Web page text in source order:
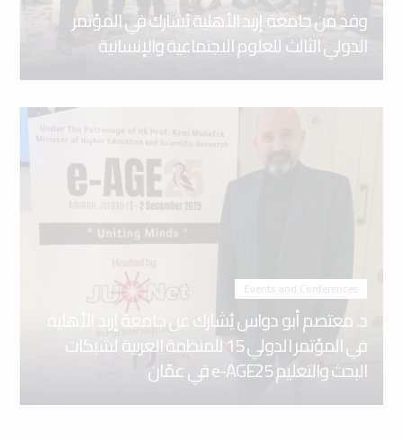
وفد من جامعة إربد الأهلية يُشارك في المؤتمر
الدولي الثالث للعلوم الاجتماعية والإنسانية
Events and Conferences
د. معتصم أبو دواس يُشارك عن جامعة إربد الأهلية
في المؤتمر الدولي 15 للمنظمة العربية لشبكات
البحث والتعليم e-AGE25 في عمّان